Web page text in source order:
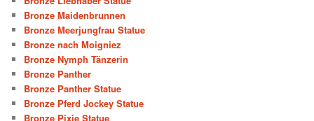
Bronze Maidenbrunnen
Bronze Meerjungfrau Statue
Bronze nach Moigniez
Bronze Nymph Tänzerin
Bronze Panther
Bronze Panther Statue
Bronze Pferd Jockey Statue
Bronze Pixie Statue